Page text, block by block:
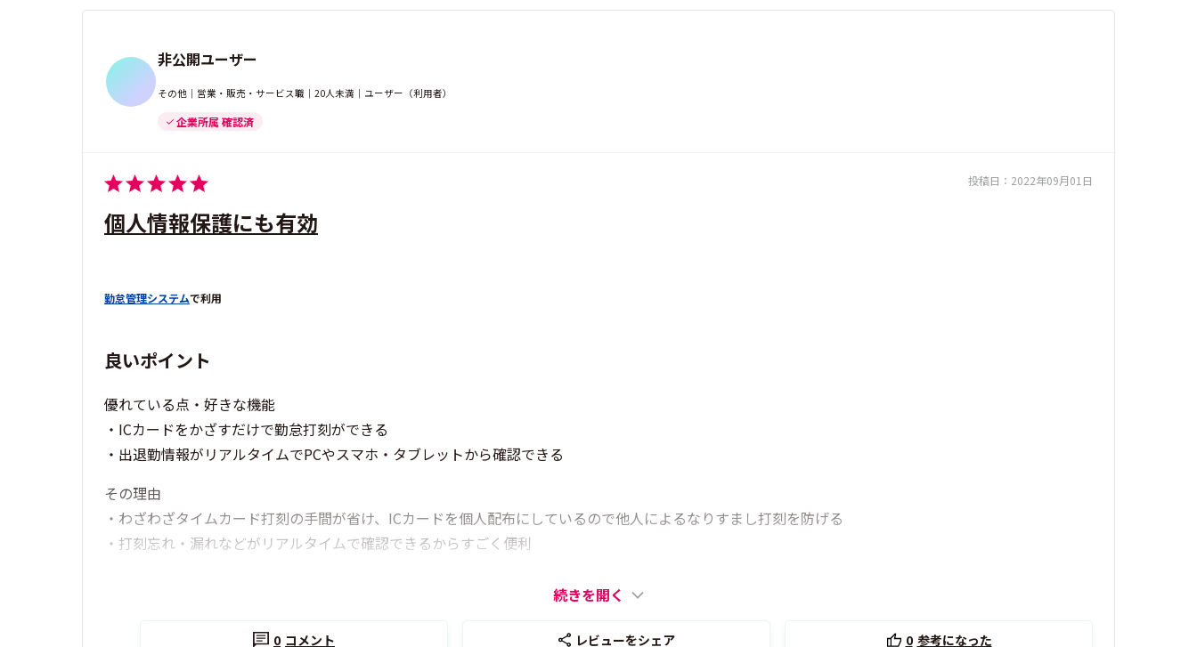
非公開ユーザー
その他｜営業・販売・サービス職｜20人未満｜ユーザー（利用者）
企業所属 確認済
投稿日： 2022年09月01日
個人情報保護にも有効
勤怠管理システムで利用
良いポイント
優れている点・好きな機能
・ICカードをかざすだけで勤怠打刻ができる
・出退勤情報がリアルタイムでPCやスマホ・タブレットから確認できる
その理由
・わざわざタイムカード打刻の手間が省け、ICカードを個人配布にしているので他人によるなりすまし打刻を防げる
・打刻忘れ・漏れなどがリアルタイムで確認できるからすごく便利
続きを開く
0 コメント レビューをシェア 0 参考になった